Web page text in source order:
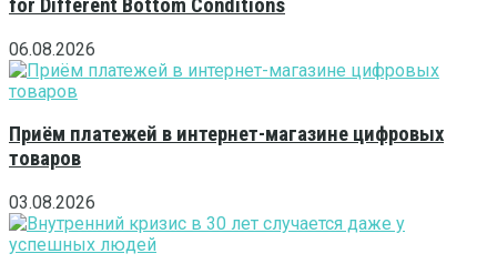
for Different Bottom Conditions
06.08.2026
Приём платежей в интернет-магазине цифровых
товаров
03.08.2026